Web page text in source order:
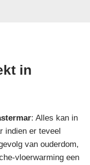
in
: Alles kan in
indien er teveel
van ouderdom,
vloerwarming een